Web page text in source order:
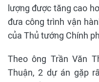
lượng được tăng cao
đưa công trình vận
của Thủ tướng Chính
Theo ông Trần Văn
Thuận, 2 dự án gặp